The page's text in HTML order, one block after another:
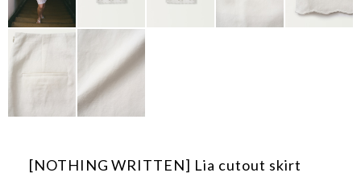
[NOTHING WRITTEN] Lia cutout skirt